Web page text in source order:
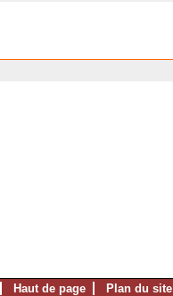
Haut de page Plan du site